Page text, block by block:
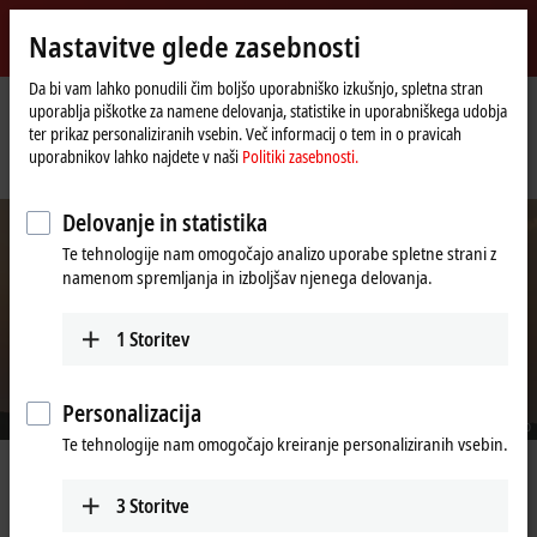
Beckhoff
-
New
Automation
Technology
myBeckhoff
Domača
stran
Podjetje
Novice
SANY adopts TwinCAT/BSD for the automation of wind turbines
© SANY Group
SANY adopts TwinCAT/BSD for the
Nastavitve glede zasebnosti
Da bi vam lahko ponudili čim boljšo uporabniško izkušnjo, spletna stran
uporablja piškotke za namene delovanja, statistike in uporabniškega udobja
ter prikaz personaliziranih vsebin. Več informacij o tem in o pravicah
uporabnikov lahko najdete v naši Politiki zasebnosti.
Delovanje in statistika
Te tehnologije nam omogočajo analizo uporabe spletne strani z
namenom spremljanja in izboljšav njenega delovanja.
1 Storitev
Personalizacija
Te tehnologije nam omogočajo kreiranje personaliziranih vsebin.
3Storitve